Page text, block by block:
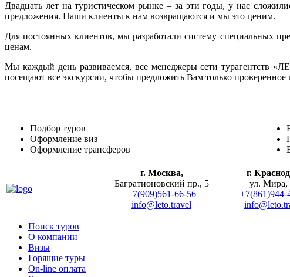
Двадцать лет на туристическом рынке – за эти годы, у нас
предложения. Наши клиенты к нам возвращаются и мы это ценим.
Для постоянных клиентов, мы разработали систему специальных
ценам.
Мы каждый день развиваемся, все менеджеры сети турагентств
посещают все экскурсии, чтобы предложить Вам только проверенное
Подбор туров
Оформление виз
Оформление трансферов
г. Москва,
Багратионовский пр., 5
+7(909)561-66-56
info@leto.travel
г.
ул. Мира,
+7(861)944-
Поиск туров
О компании
Визы
Горящие туры
On-line оплата